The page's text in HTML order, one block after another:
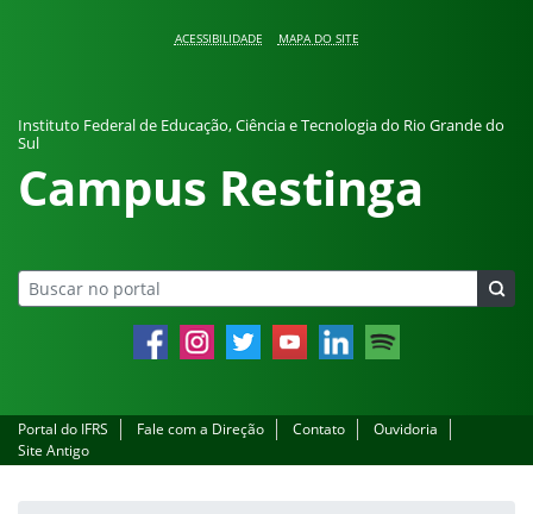
ACESSIBILIDADE MAPA DO SITE
Instituto Federal de Educação, Ciência e Tecnologia do Rio Grande do
Sul
Campus Restinga
FacebookInstagramTwitter YouTube LinkedIn Spotify
Portal do IFRS Fale com a Direção Contato
Ouvidoria
Site Antigo